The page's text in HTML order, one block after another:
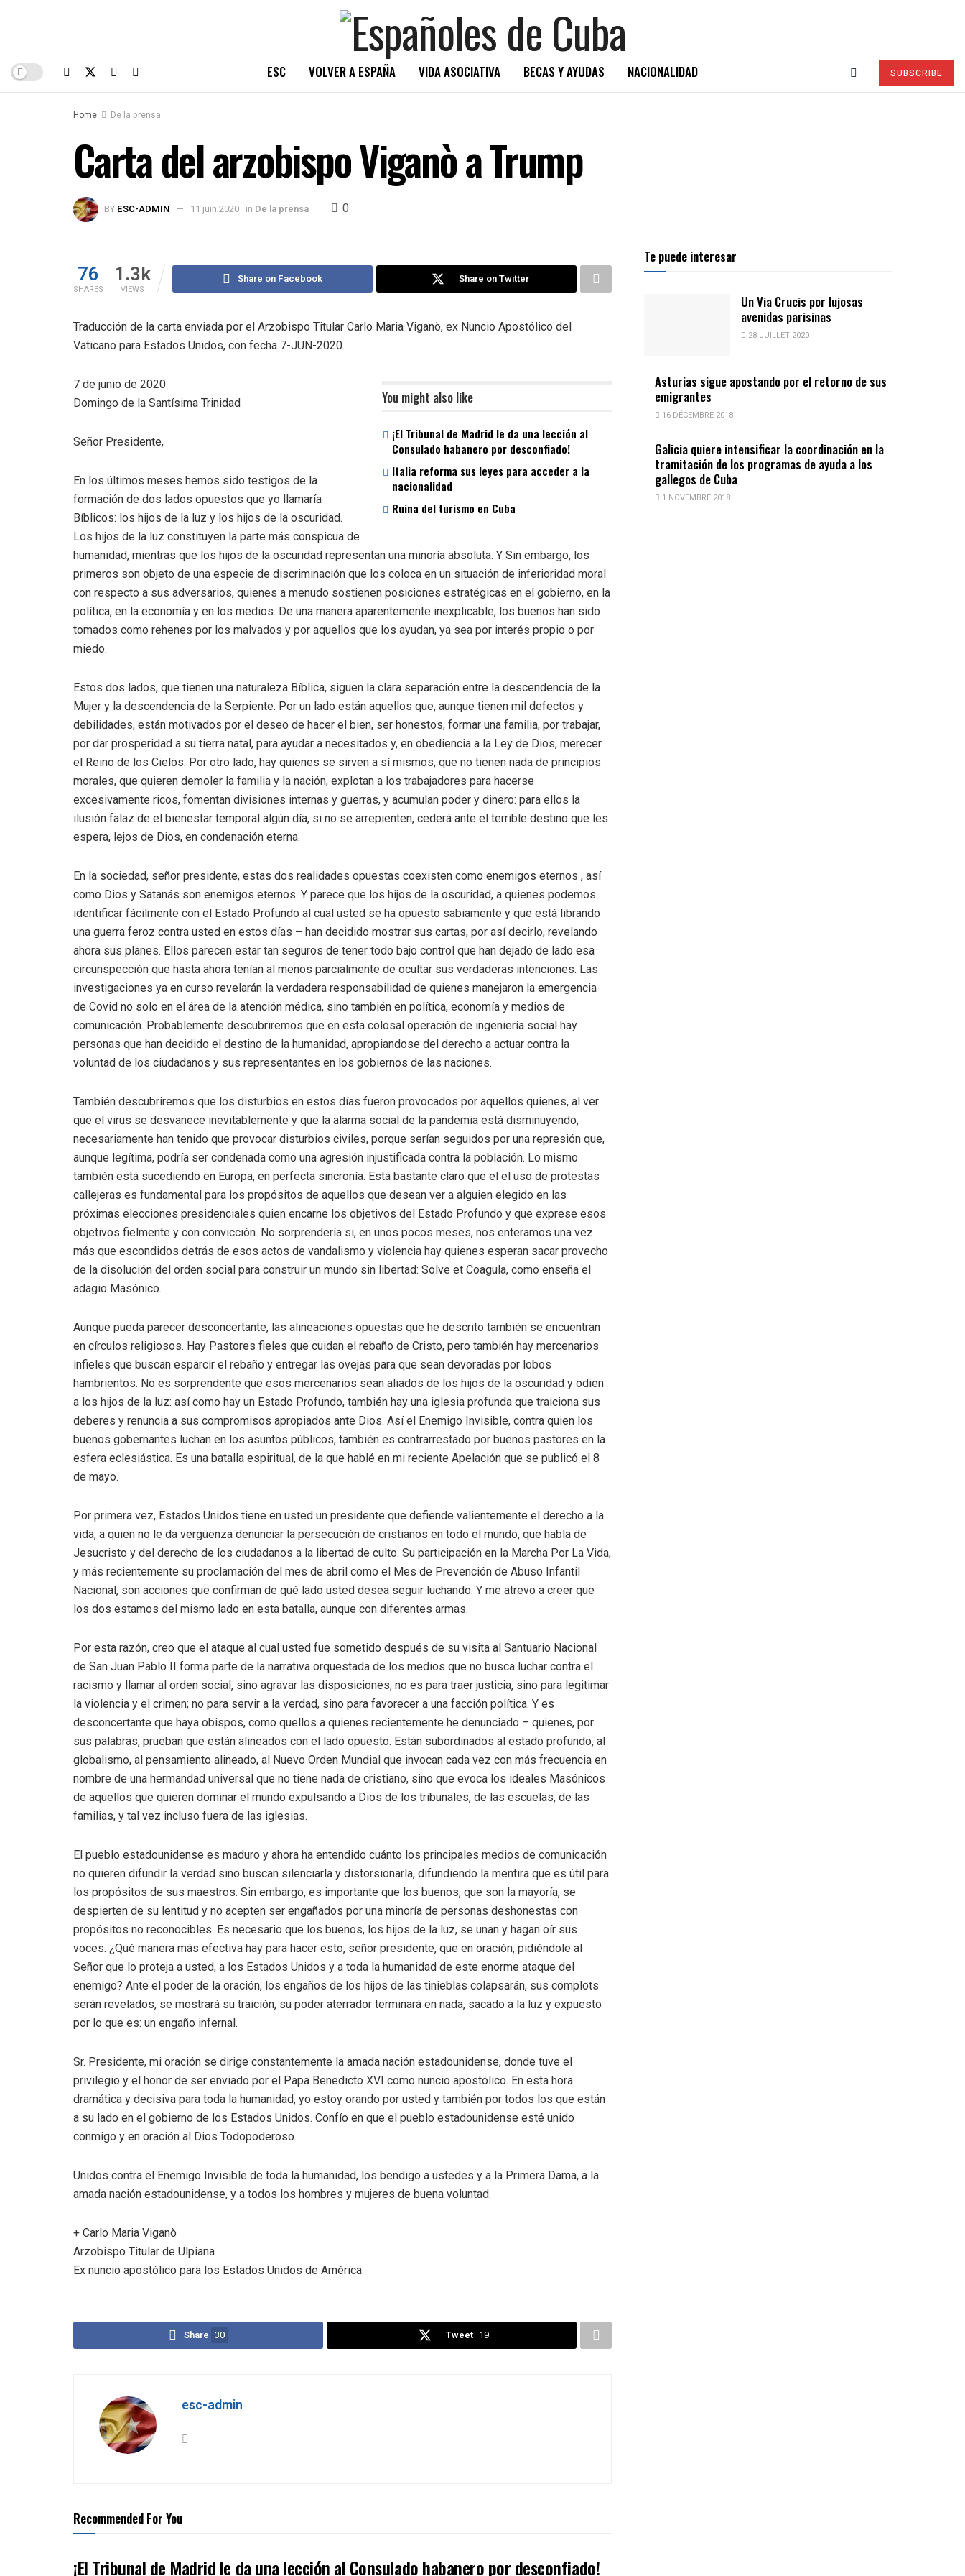
ESC VOLVER A ESPAÑA VIDA ASOCIATIVA BECAS Y AYUDAS NACIONALIDAD SUBSCRIBE
Home De la prensa
Carta del arzobispo Viganò a Trump
BY ESC-ADMIN 11 juin 2020 in De la prensa 0
76
SHARES
1.3k
VIEWS
Share on Facebook Share on Twitter
Traducción de la carta enviada por el Arzobispo Titular Carlo Maria Viganò, ex Nuncio Apostólico del
Vaticano para Estados Unidos, con fecha 7-JUN-2020.
You might also like
¡El Tribunal de Madrid le da una lección al
Consulado habanero por desconfiado!
Italia reforma sus leyes para acceder a la
nacionalidad
Ruina del turismo en Cuba
7 de junio de 2020
Domingo de la Santísima Trinidad
Señor Presidente,
En los últimos meses hemos sido testigos de la
formación de dos lados opuestos que yo llamaría
Bíblicos: los hijos de la luz y los hijos de la oscuridad.
Los hijos de la luz constituyen la parte más conspicua de
humanidad, mientras que los hijos de la oscuridad representan una minoría absoluta. Y Sin embargo, los
primeros son objeto de una especie de discriminación que los coloca en un situación de inferioridad moral
con respecto a sus adversarios, quienes a menudo sostienen posiciones estratégicas en el gobierno, en la
política, en la economía y en los medios. De una manera aparentemente inexplicable, los buenos han sido
tomados como rehenes por los malvados y por aquellos que los ayudan, ya sea por interés propio o por
miedo.
Estos dos lados, que tienen una naturaleza Bíblica, siguen la clara separación entre la descendencia de la
Mujer y la descendencia de la Serpiente. Por un lado están aquellos que, aunque tienen mil defectos y
debilidades, están motivados por el deseo de hacer el bien, ser honestos, formar una familia, por trabajar,
por dar prosperidad a su tierra natal, para ayudar a necesitados y, en obediencia a la Ley de Dios, merecer
el Reino de los Cielos. Por otro lado, hay quienes se sirven a sí mismos, que no tienen nada de principios
morales, que quieren demoler la familia y la nación, explotan a los trabajadores para hacerse
excesivamente ricos, fomentan divisiones internas y guerras, y acumulan poder y dinero: para ellos la
ilusión falaz de el bienestar temporal algún día, si no se arrepienten, cederá ante el terrible destino que les
espera, lejos de Dios, en condenación eterna.
En la sociedad, señor presidente, estas dos realidades opuestas coexisten como enemigos eternos , así
como Dios y Satanás son enemigos eternos. Y parece que los hijos de la oscuridad, a quienes podemos
identificar fácilmente con el Estado Profundo al cual usted se ha opuesto sabiamente y que está librando
una guerra feroz contra usted en estos días – han decidido mostrar sus cartas, por así decirlo, revelando
ahora sus planes. Ellos parecen estar tan seguros de tener todo bajo control que han dejado de lado esa
circunspección que hasta ahora tenían al menos parcialmente de ocultar sus verdaderas intenciones. Las
investigaciones ya en curso revelarán la verdadera responsabilidad de quienes manejaron la emergencia
de Covid no solo en el área de la atención médica, sino también en política, economía y medios de
comunicación. Probablemente descubriremos que en esta colosal operación de ingeniería social hay
personas que han decidido el destino de la humanidad, apropiandose del derecho a actuar contra la
voluntad de los ciudadanos y sus representantes en los gobiernos de las naciones.
También descubriremos que los disturbios en estos días fueron provocados por aquellos quienes, al ver
que el virus se desvanece inevitablemente y que la alarma social de la pandemia está disminuyendo,
necesariamente han tenido que provocar disturbios civiles, porque serían seguidos por una represión que,
aunque legítima, podría ser condenada como una agresión injustificada contra la población. Lo mismo
también está sucediendo en Europa, en perfecta sincronía. Está bastante claro que el el uso de protestas
callejeras es fundamental para los propósitos de aquellos que desean ver a alguien elegido en las
próximas elecciones presidenciales quien encarne los objetivos del Estado Profundo y que exprese esos
objetivos fielmente y con convicción. No sorprendería si, en unos pocos meses, nos enteramos una vez
más que escondidos detrás de esos actos de vandalismo y violencia hay quienes esperan sacar provecho
de la disolución del orden social para construir un mundo sin libertad: Solve et Coagula, como enseña el
adagio Masónico.
Aunque pueda parecer desconcertante, las alineaciones opuestas que he descrito también se encuentran
en círculos religiosos. Hay Pastores fieles que cuidan el rebaño de Cristo, pero también hay mercenarios
infieles que buscan esparcir el rebaño y entregar las ovejas para que sean devoradas por lobos
hambrientos. No es sorprendente que esos mercenarios sean aliados de los hijos de la oscuridad y odien
a los hijos de la luz: así como hay un Estado Profundo, también hay una iglesia profunda que traiciona sus
deberes y renuncia a sus compromisos apropiados ante Dios. Así el Enemigo Invisible, contra quien los
buenos gobernantes luchan en los asuntos públicos, también es contrarrestado por buenos pastores en la
esfera eclesiástica. Es una batalla espiritual, de la que hablé en mi reciente Apelación que se publicó el 8
de mayo.
Por primera vez, Estados Unidos tiene en usted un presidente que defiende valientemente el derecho a la
vida, a quien no le da vergüenza denunciar la persecución de cristianos en todo el mundo, que habla de
Jesucristo y del derecho de los ciudadanos a la libertad de culto. Su participación en la Marcha Por La Vida,
y más recientemente su proclamación del mes de abril como el Mes de Prevención de Abuso Infantil
Nacional, son acciones que confirman de qué lado usted desea seguir luchando. Y me atrevo a creer que
los dos estamos del mismo lado en esta batalla, aunque con diferentes armas.
Por esta razón, creo que el ataque al cual usted fue sometido después de su visita al Santuario Nacional
de San Juan Pablo II forma parte de la narrativa orquestada de los medios que no busca luchar contra el
racismo y llamar al orden social, sino agravar las disposiciones; no es para traer justicia, sino para legitimar
la violencia y el crimen; no para servir a la verdad, sino para favorecer a una facción política. Y es
desconcertante que haya obispos, como quellos a quienes recientemente he denunciado – quienes, por
sus palabras, prueban que están alineados con el lado opuesto. Están subordinados al estado profundo, al
globalismo, al pensamiento alineado, al Nuevo Orden Mundial que invocan cada vez con más frecuencia en
nombre de una hermandad universal que no tiene nada de cristiano, sino que evoca los ideales Masónicos
de aquellos que quieren dominar el mundo expulsando a Dios de los tribunales, de las escuelas, de las
familias, y tal vez incluso fuera de las iglesias.
El pueblo estadounidense es maduro y ahora ha entendido cuánto los principales medios de comunicación
no quieren difundir la verdad sino buscan silenciarla y distorsionarla, difundiendo la mentira que es útil para
los propósitos de sus maestros. Sin embargo, es importante que los buenos, que son la mayoría, se
despierten de su lentitud y no acepten ser engañados por una minoría de personas deshonestas con
propósitos no reconocibles. Es necesario que los buenos, los hijos de la luz, se unan y hagan oír sus
voces. ¿Qué manera más efectiva hay para hacer esto, señor presidente, que en oración, pidiéndole al
Señor que lo proteja a usted, a los Estados Unidos y a toda la humanidad de este enorme ataque del
enemigo? Ante el poder de la oración, los engaños de los hijos de las tinieblas colapsarán, sus complots
serán revelados, se mostrará su traición, su poder aterrador terminará en nada, sacado a la luz y expuesto
por lo que es: un engaño infernal.
Sr. Presidente, mi oración se dirige constantemente la amada nación estadounidense, donde tuve el
privilegio y el honor de ser enviado por el Papa Benedicto XVI como nuncio apostólico. En esta hora
dramática y decisiva para toda la humanidad, yo estoy orando por usted y también por todos los que están
a su lado en el gobierno de los Estados Unidos. Confío en que el pueblo estadounidense esté unido
conmigo y en oración al Dios Todopoderoso.
Unidos contra el Enemigo Invisible de toda la humanidad, los bendigo a ustedes y a la Primera Dama, a la
amada nación estadounidense, y a todos los hombres y mujeres de buena voluntad.
+ Carlo Maria Viganò
Arzobispo Titular de Ulpiana
Ex nuncio apostólico para los Estados Unidos de América
Share 30 Tweet 19
esc-admin
Recommended For You
¡El Tribunal de Madrid le da una lección al Consulado habanero por desconfiado!
Te puede interesar
Un Via Crucis por lujosas
avenidas parisinas
28 JUILLET 2020
Asturias sigue apostando por el retorno de sus
emigrantes
16 DÉCEMBRE 2018
Galicia quiere intensificar la coordinación en la
tramitación de los programas de ayuda a los
gallegos de Cuba
1 NOVEMBRE 2018